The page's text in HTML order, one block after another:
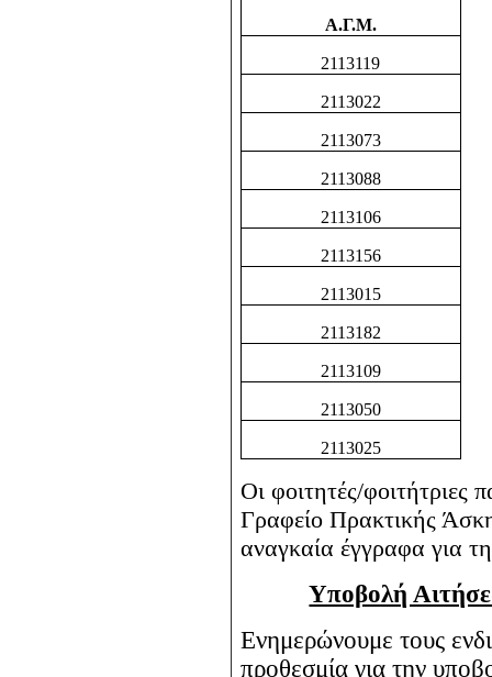
Α.Γ.Μ.
2113119
2113022
2113073
2113088
2113106
2113156
2113015
2113182
2113109
2113050
2113025
Οι φοιτητές/φοιτήτριες
Γραφείο Πρακτικής
αναγκαία έγγραφα για
Υποβολή
Ενημερώνουμε τους
προθεσμία για την